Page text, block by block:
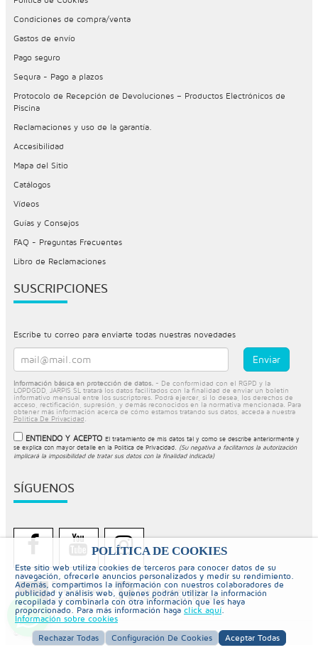
POLÍTICA DE COOKIES
Este sitio web utiliza cookies de terceros para conocer datos de su
navegación, ofrecerle anuncios personalizados y medir su rendimiento.
Además, compartimos la información con nuestros colaboradores de
publicidad y análisis web, quienes podrán utilizar la información
recopilada y combinarla con otra información que les haya
proporcionado. Para más información haga click aquí.
Información sobre cookies
Rechazar Todas
Configuración De Cookies Aceptar Todas
Condiciones de compra/venta
Gastos de envío
Pago seguro
Sequra - Pago a plazos
Protocolo de Recepción de Devoluciones – Productos Electrónicos de
Piscina
Reclamaciones y uso de la garantía.
Accesibilidad
Mapa del Sitio
Catálogos
Vídeos
Guías y Consejos
FAQ - Preguntas Frecuentes
Libro de Reclamaciones
SUSCRIPCIONES
Escribe tu correo para enviarte todas nuestras novedades
Información básica en protección de datos. - De conformidad con el RGPD y la
LOPDGDD, JARPIS SL tratará los datos facilitados con la finalidad de enviar un boletín
informativo mensual entre los suscriptores. Podrá ejercer, si lo desea, los derechos de
acceso, rectificación, supresión, y demás reconocidos en la normativa mencionada. Para
obtener más información acerca de cómo estamos tratando sus datos, acceda a nuestra
Política De Privacidad
ENTIENDO Y ACEPTO El tratamiento de mis datos tal y como se describe anteriormente y
se explica con mayor detalle en la Política de Privacidad.
(Su negativa a facilitarnos la autorización
implicará la imposibilidad de tratar sus datos con la finalidad indicada)
SÍGUENOS
© Copyright 2026 PiscinaySpa